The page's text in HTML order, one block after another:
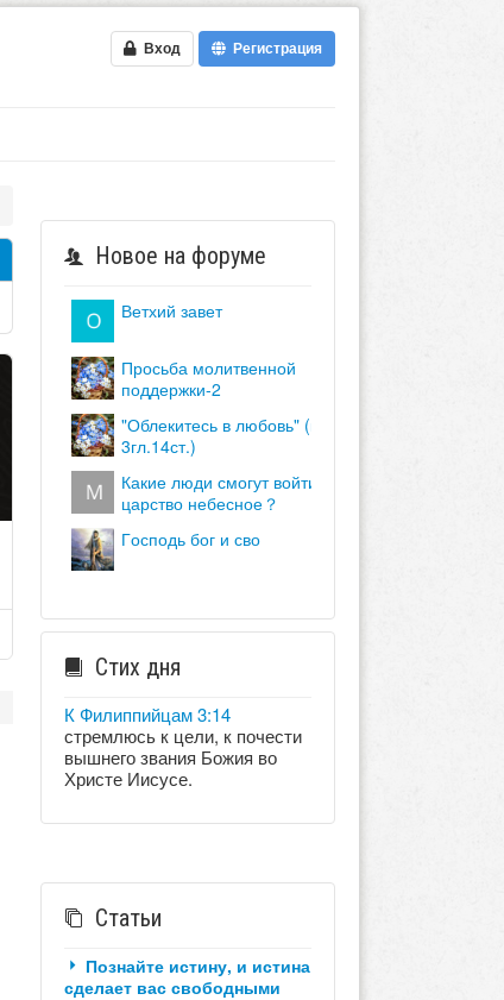
Вход Регистрация
Новое на форуме
ветхий завет
просьба молитвенной
поддержки-2
"облекитесь в любовь" (кол.
3гл.14ст.)
какие люди смогут войти в
царство небесное？
господь бог и сво
Стих дня
К Филиппийцам 3:14
стремлюсь к цели, к почести
вышнего звания Божия во
Христе Иисусе.
Статьи
Познайте истину, и истина
сделает вас свободными